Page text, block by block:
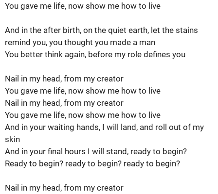
You gave me life, now show me how to live
And in the after birth, on the quiet earth, let the stains
remind you, you thought you made a man
You better think again, before my role defines you
Nail in my head, from my creator
You gave me life, now show me how to live
Nail in my head, from my creator
You gave me life, now show me how to live
And in your waiting hands, I will land, and roll out of my
skin
And in your final hours I will stand, ready to begin?
Ready to begin? ready to begin? ready to begin?
Nail in my head, from my creator